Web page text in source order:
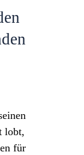
lobt,
für